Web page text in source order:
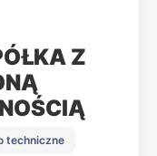
Z
techniczne